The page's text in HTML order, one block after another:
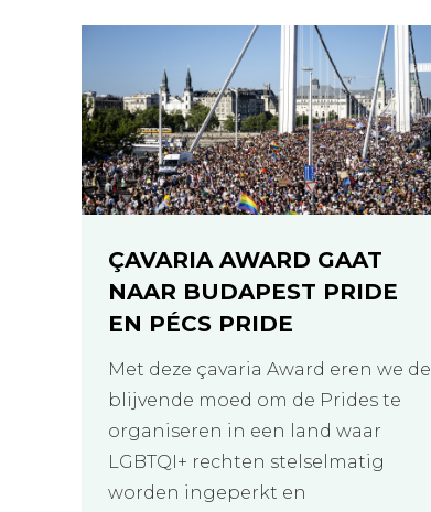
ÇAVARIA AWARD GAAT
NAAR BUDAPEST PRIDE
EN PÉCS PRIDE
Met deze çavaria Award eren we de
blijvende moed om de Prides te
organiseren in een land waar
LGBTQI+ rechten stelselmatig
worden ingeperkt en